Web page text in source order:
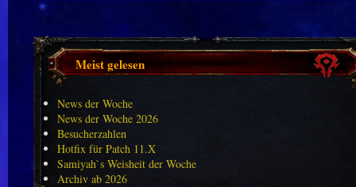
Meist gelesen
News der Woche
News der Woche 2026
Besucherzahlen
Hotfix für Patch 11.X
Samiyah`s Weisheit der Woche
Archiv ab 2026